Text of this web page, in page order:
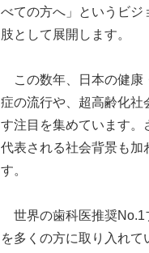
べての方へ」というビジ
肢として展開します。
この数年、日本の健康
症の流行や、超高齢化社
す注目を集めています。
代表される社会背景も加
す。
世界の歯科医推奨No.1
を多くの方に取り入れ